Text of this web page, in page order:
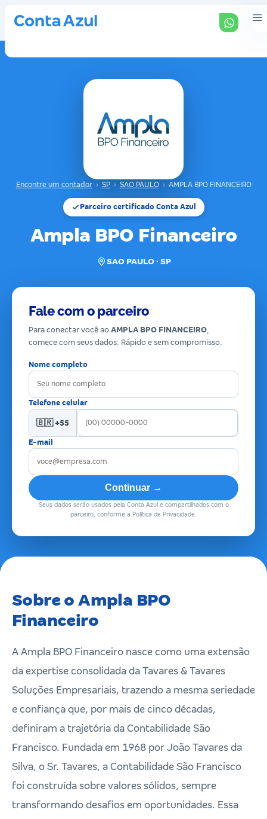
Encontre um contador › SP › SAO PAULO › AMPLA BPO FINANCEIRO
Parceiro certificado Conta Azul
Ampla BPO Financeiro
SAO PAULO · SP
Fale com o parceiro
Para conectar você ao AMPLA BPO FINANCEIRO,
comece com seus dados. Rápido e sem compromisso.
Nome completo
Telefone celular
🇧🇷 +55
E-mail
Continuar →
Seus dados serão usados pela Conta Azul e compartilhados com o
parceiro, conforme a Política de Privacidade.
Sobre o Ampla BPO
Financeiro
A Ampla BPO Financeiro nasce como uma extensão
da expertise consolidada da Tavares & Tavares
Soluções Empresariais, trazendo a mesma seriedade
e confiança que, por mais de cinco décadas,
definiram a trajetória da Contabilidade São
Francisco. Fundada em 1968 por João Tavares da
Silva, o Sr. Tavares, a Contabilidade São Francisco
foi construída sobre valores sólidos, sempre
transformando desafios em oportunidades. Essa